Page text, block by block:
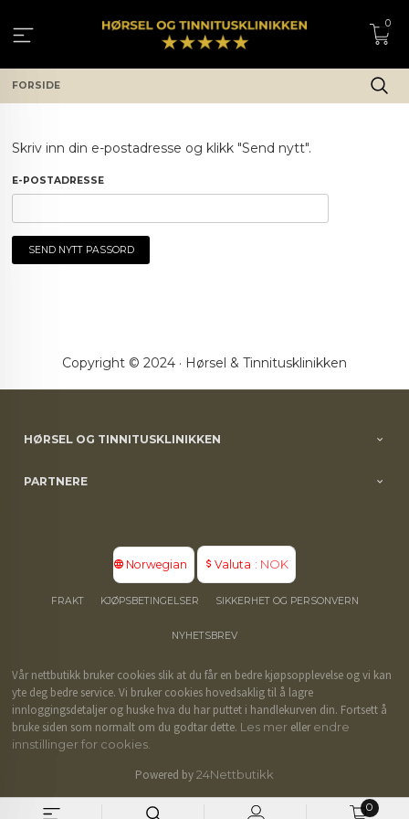
innholdet
0
0
FORSIDE
Skriv inn din e-postadresse og klikk "Send nytt".
E-POSTADRESSE
Copyright © 2024 · Hørsel & Tinnitusklinikken
HØRSEL OG TINNITUSKLINIKKEN
PARTNERE
Norwegian Valuta : NOK
FRAKT KJØPSBETINGELSER SIKKERHET OG PERSONVERN
NYHETSBREV
Vår nettbutikk bruker cookies slik at du får en bedre kjøpsopplevelse og vi kan
yte deg bedre service. Vi bruker cookies hovedsaklig til å lagre
innloggingsdetaljer og huske hva du har puttet i handlekurven din. Fortsett å
bruke siden som normalt om du godtar dette. Les mer ellerendre
innstillinger for cookies.
Powered by24Nettbutikk